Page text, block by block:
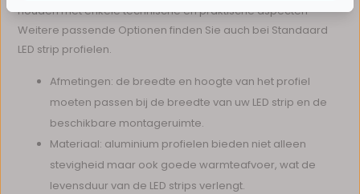
houden met enkele technische en praktische aspecten
Weitere passende Optionen finden Sie auch bei Standaard
LED strip profielen.
Afmetingen: de breedte en hoogte van het profiel
moeten passen bij de breedte van uw LED strip en de
beschikbare montageruimte.
Materiaal: aluminium profielen bieden niet alleen
stevigheid maar ook goede warmteafvoer, wat de
levensduur van de LED strips verlengt.